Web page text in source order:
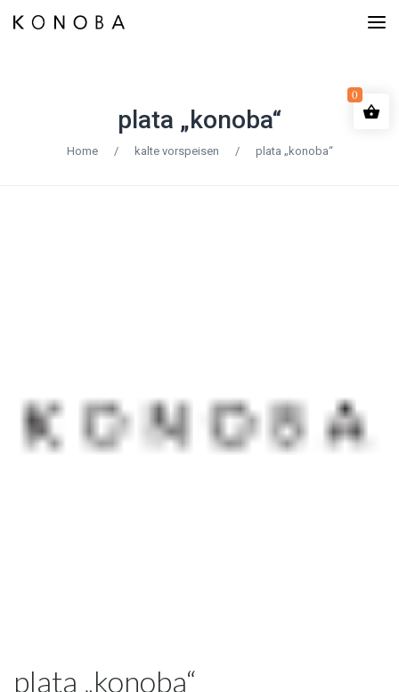
plata „konoba“
Home / kalte vorspeisen / plata „konoba“
plata „konoba“
0